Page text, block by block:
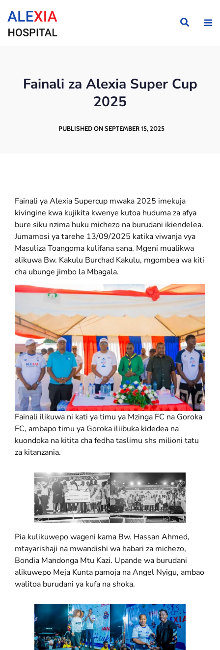
Fainali za Alexia Super Cup
2025
PUBLISHED ON SEPTEMBER 15, 2025
Fainali ya Alexia Supercup mwaka 2025 imekuja
kivingine kwa kujikita kwenye kutoa huduma za afya
bure siku nzima huku michezo na burudani ikiendelea.
Jumamosi ya tarehe 13/09/2025 katika viwanja vya
Masuliza Toangoma kulifana sana. Mgeni mualikwa
alikuwa Bw. Kakulu Burchad Kakulu, mgombea wa kiti
cha ubunge jimbo la Mbagala.
Fainali ilikuwa ni kati ya timu ya Mzinga FC na Goroka
FC, ambapo timu ya Goroka iliibuka kidedea na
kuondoka na kitita cha fedha taslimu shs milioni tatu
za kitanzania.
Pia kulikuwepo wageni kama Bw. Hassan Ahmed,
mtayarishaji na mwandishi wa habari za michezo,
Bondia Mandonga Mtu Kazi. Upande wa burudani
alikuwepo Meja Kunta pamoja na Angel Nyigu, ambao
walitoa burudani ya kufa na shoka.